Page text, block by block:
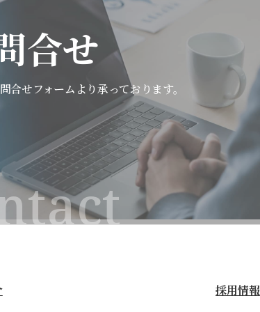
合せ
合せフォームより承っております。
採用情報